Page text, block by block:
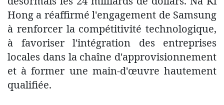
Hong a réaffirmé l'engagement de Samsung
à renforcer la compétitivité technologique,
à favoriser l'intégration des entreprises
locales dans la chaîne d'approvisionnement
et à former une main-d'œuvre hautement
qualifiée.